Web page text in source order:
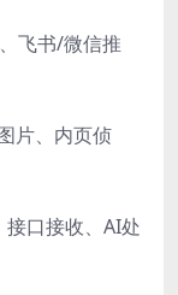
飞书/微信推
片、内页侦
口接收、AI处